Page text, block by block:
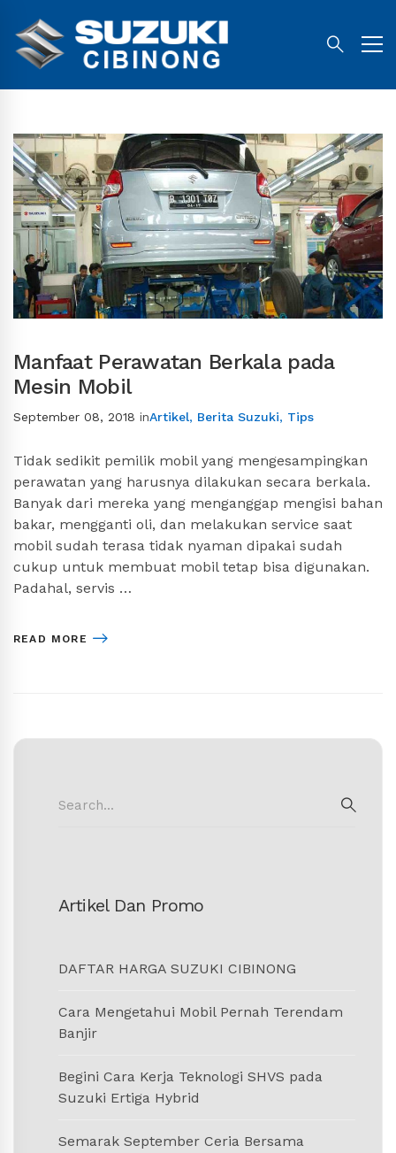
Manfaat Perawatan Berkala pada
Mesin Mobil
September 08, 2018 inArtikel, Berita Suzuki, Tips
Tidak sedikit pemilik mobil yang mengesampingkan
perawatan yang harusnya dilakukan secara berkala.
Banyak dari mereka yang menganggap mengisi bahan
bakar, mengganti oli, dan melakukan service saat
mobil sudah terasa tidak nyaman dipakai sudah
cukup untuk membuat mobil tetap bisa digunakan.
Padahal, servis …
READ MORE
for:
Artikel Dan Promo
DAFTAR HARGA SUZUKI CIBINONG
Cara Mengetahui Mobil Pernah Terendam
Banjir
Begini Cara Kerja Teknologi SHVS pada
Suzuki Ertiga Hybrid
Semarak September Ceria Bersama